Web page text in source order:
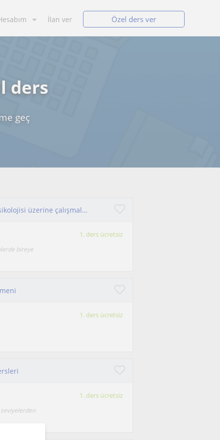
İlan ver Özel ders ver
ders
geç
Türkçe öğretmeni ve roman yazarıyım. İnsan psikolojisi üzerine çalışmalarım mevcut. Her yaş grubuna hitap edebilirim.
1. ders ücretsiz
bireye
1. ders ücretsiz
1. ders ücretsiz
seviyelerden